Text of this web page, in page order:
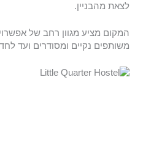
לצאת מהבניין.
המקום מציע מגוון רחב של
משותפים נקיים ומסודרים ועד